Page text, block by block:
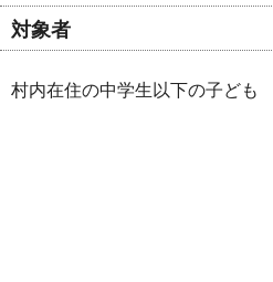
対象者
村内在住の中学生以下の子ども